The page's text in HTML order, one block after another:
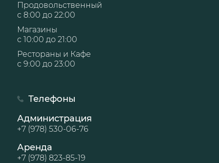
Продовольственный
с 8:00 до 22:00
Магазины
с 10:00 до 21:00
Рестораны и Кафе
с 9:00 до 23:00
Телефоны
Администрация
+7 (978) 530-06-76
Аренда
+7 (978) 823-85-19